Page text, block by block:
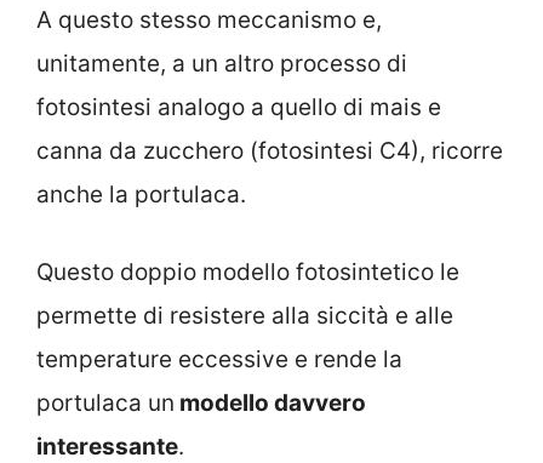
A questo stesso meccanismo e,
unitamente, a un altro processo di
fotosintesi analogo a quello di mais e
canna da zucchero (fotosintesi C4), ricorre
anche la portulaca.
Questo doppio modello fotosintetico le
permette di resistere alla siccità e alle
temperature eccessive e rende la
portulaca un modello davvero
interessante.